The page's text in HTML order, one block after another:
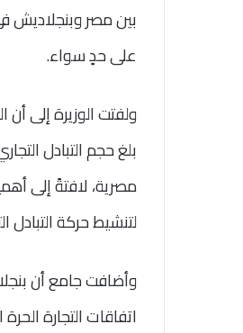
بين مصر وبنجلاديش
على حدٍ سواء.
ولفتت الوزيرة إلى
مصرية، لافتةً إلى
لتنشيط حركة التبادل
وأضافت جامع أن
اتفاقات التجارة